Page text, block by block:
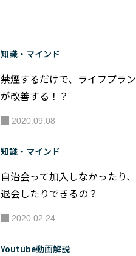
知識・マインド
禁煙するだけで、ライフプラン
が改善する！？
2020.09.08
知識・マインド
自治会って加入しなかったり、
退会したりできるの？
2020.02.24
Youtube動画解説